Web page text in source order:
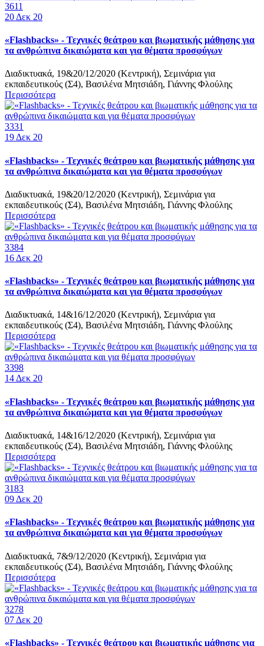
3611
20 Δεκ 20
«Flashbacks» - Τεχνικές θεάτρου και βιωματικής μάθησης για
τα ανθρώπινα δικαιώματα και για θέματα προσφύγων
Διαδικτυακά, 19&20/12/2020 (Κεντρική), Σεμινάρια για
εκπαιδευτικούς (Σ4), Βασιλένα Μητσιάδη, Γιάννης Φλούλης
Περισσότερα
3331
19Δεκ 20
«Flashbacks» - Τεχνικές θεάτρου και βιωματικής μάθησης για
τα ανθρώπινα δικαιώματα και για θέματα προσφύγων
Διαδικτυακά, 19&20/12/2020 (Κεντρική), Σεμινάρια για
εκπαιδευτικούς (Σ4), Βασιλένα Μητσιάδη, Γιάννης Φλούλης
Περισσότερα
3384
16 Δεκ 20
«Flashbacks» - Τεχνικές θεάτρου και βιωματικής μάθησης για
τα ανθρώπινα δικαιώματα και για θέματα προσφύγων
Διαδικτυακά, 14&16/12/2020 (Κεντρική), Σεμινάρια για
εκπαιδευτικούς (Σ4), Βασιλένα Μητσιάδη, Γιάννης Φλούλης
Περισσότερα
3398
14Δεκ 20
«Flashbacks» - Τεχνικές θεάτρου και βιωματικής μάθησης για
τα ανθρώπινα δικαιώματα και για θέματα προσφύγων
Διαδικτυακά, 14&16/12/2020 (Κεντρική), Σεμινάρια για
εκπαιδευτικούς (Σ4), Βασιλένα Μητσιάδη, Γιάννης Φλούλης
Περισσότερα
3183
09 Δεκ 20
«Flashbacks» - Τεχνικές θεάτρου και βιωματικής μάθησης για
τα ανθρώπινα δικαιώματα και για θέματα προσφύγων
Διαδικτυακά, 7&9/12/2020 (Κεντρική), Σεμινάρια για
εκπαιδευτικούς (Σ4), Βασιλένα Μητσιάδη, Γιάννης Φλούλης
Περισσότερα
3278
07 Δεκ 20
«Flashbacks» - Τεχνικές θεάτρου και βιωματικής μάθησης για